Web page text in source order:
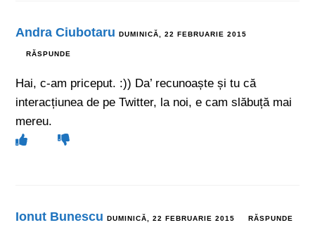
Andra Ciubotaru DUMINICĂ, 22 FEBRUARIE 2015
RĂSPUNDE
Hai, c-am priceput. :)) Da’ recunoaște și tu că
interacțiunea de pe Twitter, la noi, e cam slăbuță mai
mereu.
Ionut Bunescu DUMINICĂ, 22 FEBRUARIE 2015 RĂSPUNDE